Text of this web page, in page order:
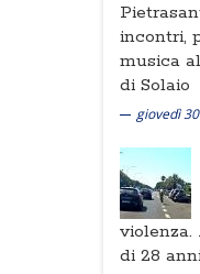
incontri,
musica
di Solaio
giovedì
di 28